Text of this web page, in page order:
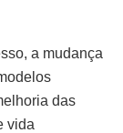
a mudança
das
vida